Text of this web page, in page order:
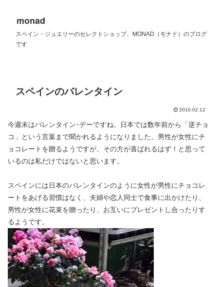
monad
スペイン・ジュエリーのセレクトショップ、MONAD（モナド）のブログ
です
スペインのバレンタイン
2010.02.12
今週末はバレンタイン･デーですね。日本では数年前から「逆チョ
コ」という言葉まで聞かれるようになりました。男性が女性にチ
ョコレートを贈るようですが、その方が喜ばれるはず！と思って
いるのは私だけではないと思います。
スペインには日本のバレンタインのように女性が男性にチョコレ
ートをあげる習慣はなく、夫婦や恋人同士で食事に出かけたり、
男性が女性に花束を贈ったり、お互いにプレゼントし合ったりす
るようです。